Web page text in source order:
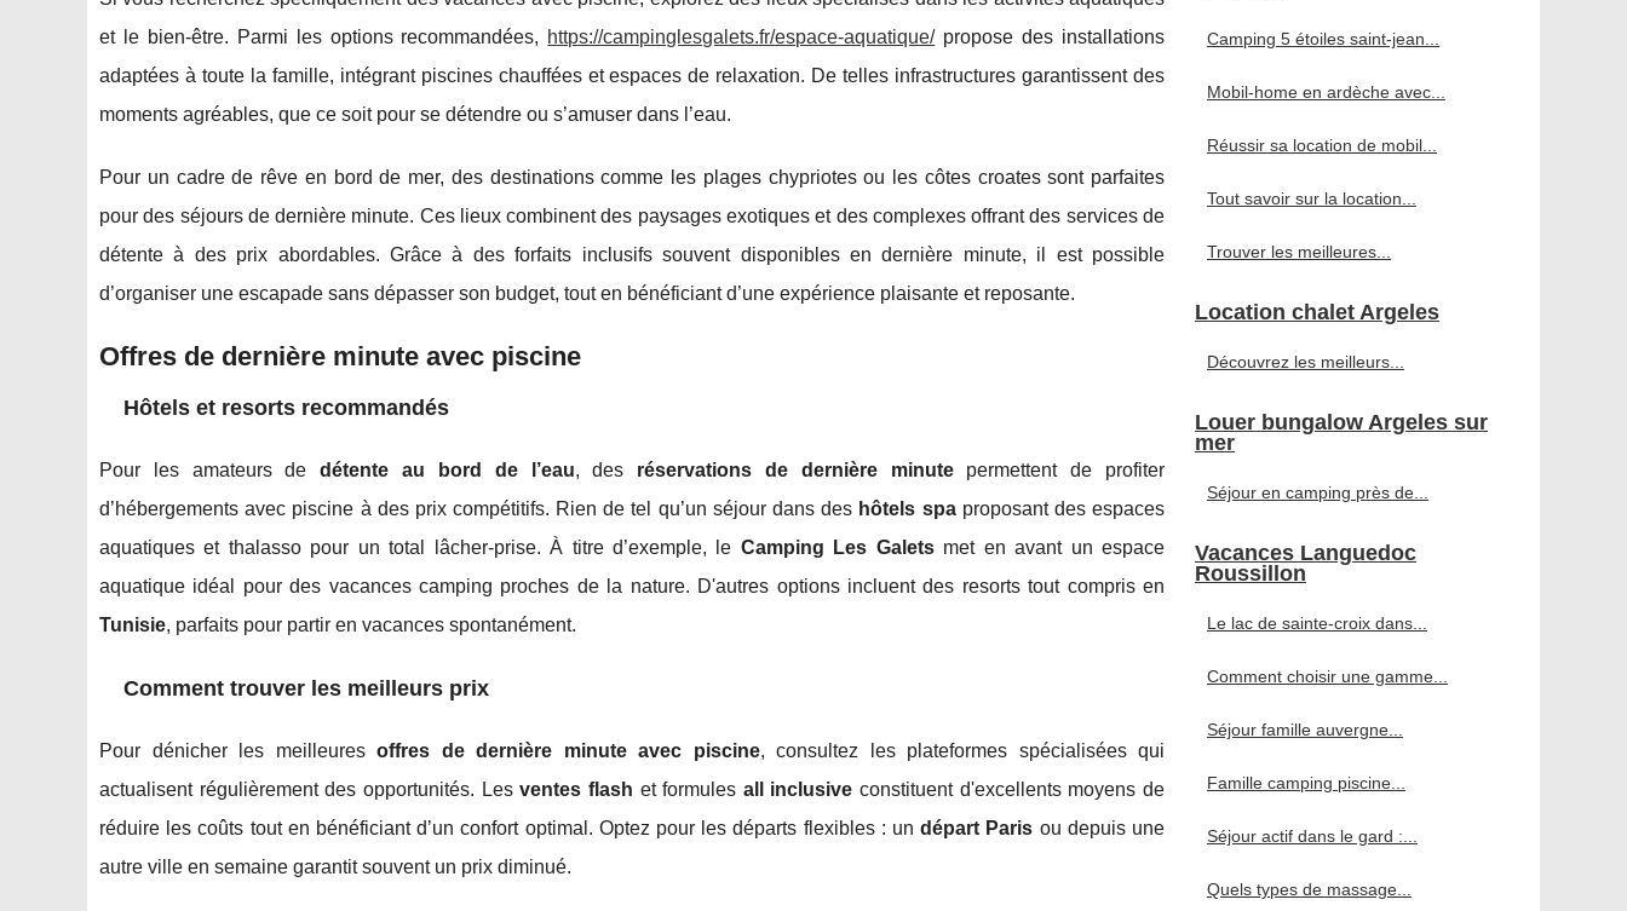
et le bien-être. Parmi les options recommandées, https://campinglesgalets.fr/espace-aquatique/propose des installations
adaptées à toute la famille, intégrant piscines chauffées et espaces de relaxation. De telles infrastructures garantissent des
moments agréables, que ce soit pour se détendre ou s’amuser dans l’eau.
Pour un cadre de rêve en bord de mer, des destinations comme les plages chypriotes ou les côtes croates sont parfaites
pour des séjours de dernière minute. Ces lieux combinent des paysages exotiques et des complexes offrant des services de
détente à des prix abordables. Grâce à des forfaits inclusifs souvent disponibles en dernière minute, il est possible
d’organiser une escapade sans dépasser son budget, tout en bénéficiant d’une expérience plaisante et reposante.
Offres de dernière minute avec piscine
Hôtels et resorts recommandés
Pour les amateurs dedétente au bord de l’eau, des réservations de dernière minutepermettent de profiter
d’hébergements avec piscine à des prix compétitifs. Rien de tel qu’un séjour dans des hôtels spaproposant des espaces
aquatiques et thalasso pour un total lâcher-prise. À titre d’exemple, le Camping Les Galetsmet en avant un espace
aquatique idéal pour des vacances camping proches de la nature. D'autres options incluent des resorts tout compris en
Tunisie, parfaits pour partir en vacances spontanément.
Comment trouver les meilleurs prix
Pour dénicher les meilleures offres de dernière minute avec piscine, consultez les plateformes spécialisées qui
actualisent régulièrement des opportunités. Lesventes flash et formules all inclusive constituent d'excellents moyens de
réduire les coûts tout en bénéficiant d’un confort optimal. Optez pour les départs flexibles : undépart Paris ou depuis une
autre ville en semaine garantit souvent un prix diminué.
Camping 5 étoiles saint-jean...
Mobil-home en ardèche avec...
Réussir sa location de mobil...
Tout savoir sur la location...
Trouver les meilleures...
Location chalet Argeles
Découvrez les meilleurs...
Louer bungalow Argeles sur
mer
Séjour en camping près de...
Vacances Languedoc
Roussillon
Le lac de sainte-croix dans...
Comment choisir une gamme...
Séjour famille auvergne...
Famille camping piscine...
Séjour actif dans le gard :...
Quels types de massage...